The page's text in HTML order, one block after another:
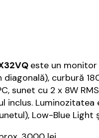
este un monitor
curbură
sunet cu 2 x 8W
inclus.
Low-Blue